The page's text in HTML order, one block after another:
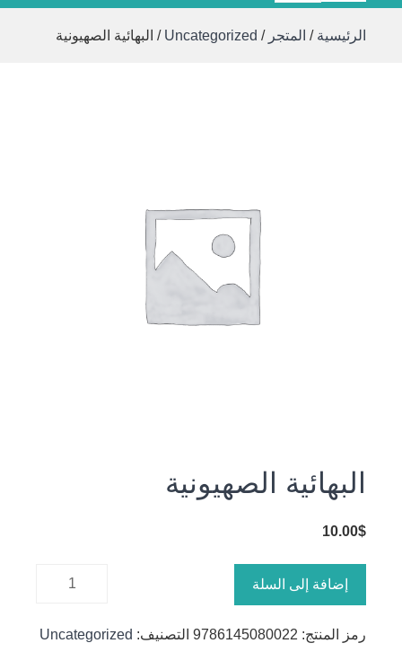
الرئيسية / المتجر /
Uncategorized / البهائية الصهيونية
البهائية الصهيونية
10.00$
إضافة إلى السلة
رمز المنتج: 9786145080022 التصنيف: Uncategorized